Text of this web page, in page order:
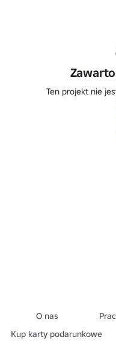
Ten projekt nie
O nas
Kup karty podarunkowe